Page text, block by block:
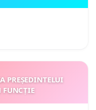
PREȘEDINTELUI